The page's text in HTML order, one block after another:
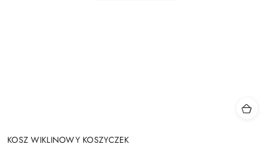
KOSZ WIKLINOWY KOSZYCZEK